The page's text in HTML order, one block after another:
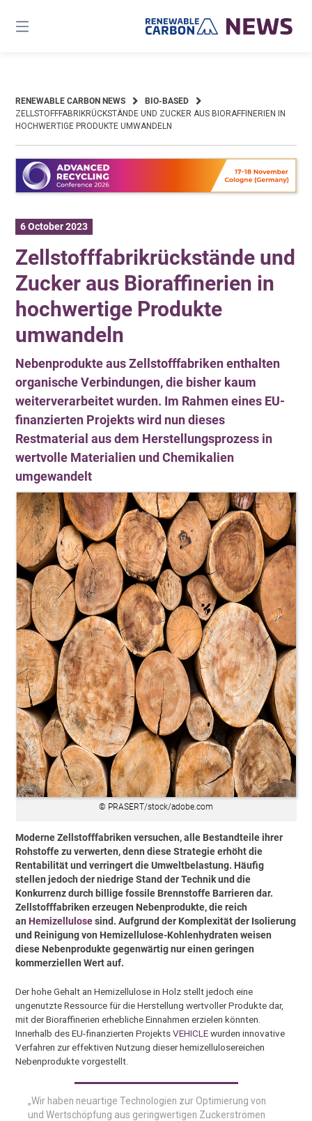
content
RENEWABLE CARBON NEWS
BIO-BASED
ZELLSTOFFFABRIKRÜCKSTÄNDE UND ZUCKER AUS BIORAFFINERIEN IN
HOCHWERTIGE PRODUKTE UMWANDELN
6 October 2023
Zellstofffabrikrückstände und
Zucker aus Bioraffinerien in
hochwertige Produkte
umwandeln
Nebenprodukte aus Zellstofffabriken enthalten
organische Verbindungen, die bisher kaum
weiterverarbeitet wurden. Im Rahmen eines EU-
finanzierten Projekts wird nun dieses
Restmaterial aus dem Herstellungsprozess in
wertvolle Materialien und Chemikalien
umgewandelt
© PRASERT/stock/adobe.com
Moderne Zellstofffabriken versuchen, alle Bestandteile ihrer
Rohstoffe zu verwerten, denn diese Strategie erhöht die
Rentabilität und verringert die Umweltbelastung. Häufig
stellen jedoch der niedrige Stand der Technik und die
Konkurrenz durch billige fossile Brennstoffe Barrieren dar.
Zellstofffabriken erzeugen Nebenprodukte, die reich
an Hemizellulosesind. Aufgrund der Komplexität der Isolierung
und Reinigung von Hemizellulose-Kohlenhydraten weisen
diese Nebenprodukte gegenwärtig nur einen geringen
kommerziellen Wert auf.
Der hohe Gehalt an Hemizellulose in Holz stellt jedoch eine
ungenutzte Ressource für die Herstellung wertvoller Produkte dar,
mit der Bioraffinerien erhebliche Einnahmen erzielen könnten.
Innerhalb des EU-finanzierten ProjektsVEHICLEwurden innovative
Verfahren zur effektiven Nutzung dieser hemizellulosereichen
Nebenprodukte vorgestellt.
„Wir haben neuartige Technologien zur Optimierung von
und Wertschöpfung aus geringwertigen Zuckerströmen